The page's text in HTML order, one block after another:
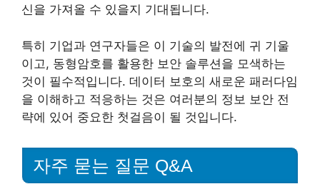
신을 가져올 수 있을지 기대됩니다.
특히 기업과 연구자들은 이 기술의 발전에 귀 기울
이고, 동형암호를 활용한 보안 솔루션을 모색하는
것이 필수적입니다. 데이터 보호의 새로운 패러다임
을 이해하고 적응하는 것은 여러분의 정보 보안 전
략에 있어 중요한 첫걸음이 될 것입니다.
자주 묻는 질문 Q&A